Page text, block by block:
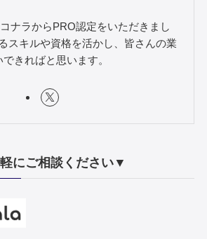
ナラからPRO認定をいただきまし
スキルや資格を活かし、皆さんの業
きればと思います。
にご相談ください▼